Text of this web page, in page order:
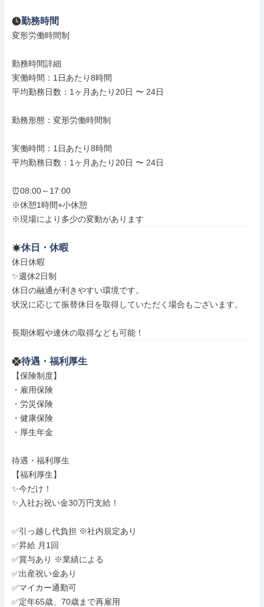
勤務時間
変形労働時間制
勤務時間詳細
実働時間：1日あたり8時間
平均勤務日数：1ヶ月あたり20日 〜 24日
勤務形態：変形労働時間制
実働時間：1日あたり8時間
平均勤務日数：1ヶ月あたり20日 〜 24日
⏰08:00～17:00
※休憩1時間+小休憩
※現場により多少の変動があります
休日・休暇
休日休暇
✨週休2日制
休日の融通が利きやすい環境です。
状況に応じて振替休日を取得していただく場合もございます。
長期休暇や連休の取得なども可能！
待遇・福利厚生
【保険制度】
・雇用保険
・労災保険
・健康保険
・厚生年金
待遇・福利厚生
【福利厚生】
✨今だけ！
✨入社お祝い金30万円支給！
✅引っ越し代負担 ※社内規定あり
✅昇給 月1回
✅賞与あり ※業績による
✅出産祝い金あり
✅マイカー通勤可
✅定年65歳、70歳まで再雇用